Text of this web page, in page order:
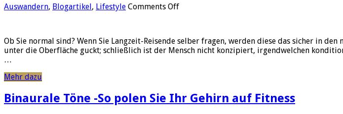
durchstarten!
Auswandern, Blogartikel , Lifestyle Comments Offon
Langzeitreisende
Ob Sie normal sind? Wenn Sie Langzeit-Reisende selber fragen, werden diese das sicher in
unter die Oberfläche guckt; schließlich ist der Mensch nicht konzipiert, irgendwelchen
…
Mehr dazu
Binaurale Töne -So polen Sie Ihr Gehirn auf Fitness